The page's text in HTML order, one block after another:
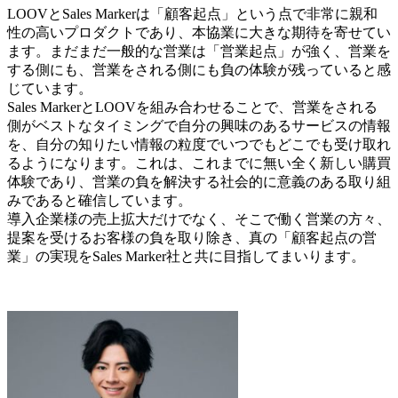
LOOVとSales Markerは「顧客起点」という点で非常に親和
性の高いプロダクトであり、本協業に大きな期待を寄せてい
ます。まだまだ一般的な営業は「営業起点」が強く、営業を
する側にも、営業をされる側にも負の体験が残っていると感
じています。
Sales MarkerとLOOVを組み合わせることで、営業をされる
側がベストなタイミングで自分の興味のあるサービスの情報
を、自分の知りたい情報の粒度でいつでもどこでも受け取れ
るようになります。これは、これまでに無い全く新しい購買
体験であり、営業の負を解決する社会的に意義のある取り組
みであると確信しています。
導入企業様の売上拡大だけでなく、そこで働く営業の方々、
提案を受けるお客様の負を取り除き、真の「顧客起点の営
業」の実現をSales Marker社と共に目指してまいります。